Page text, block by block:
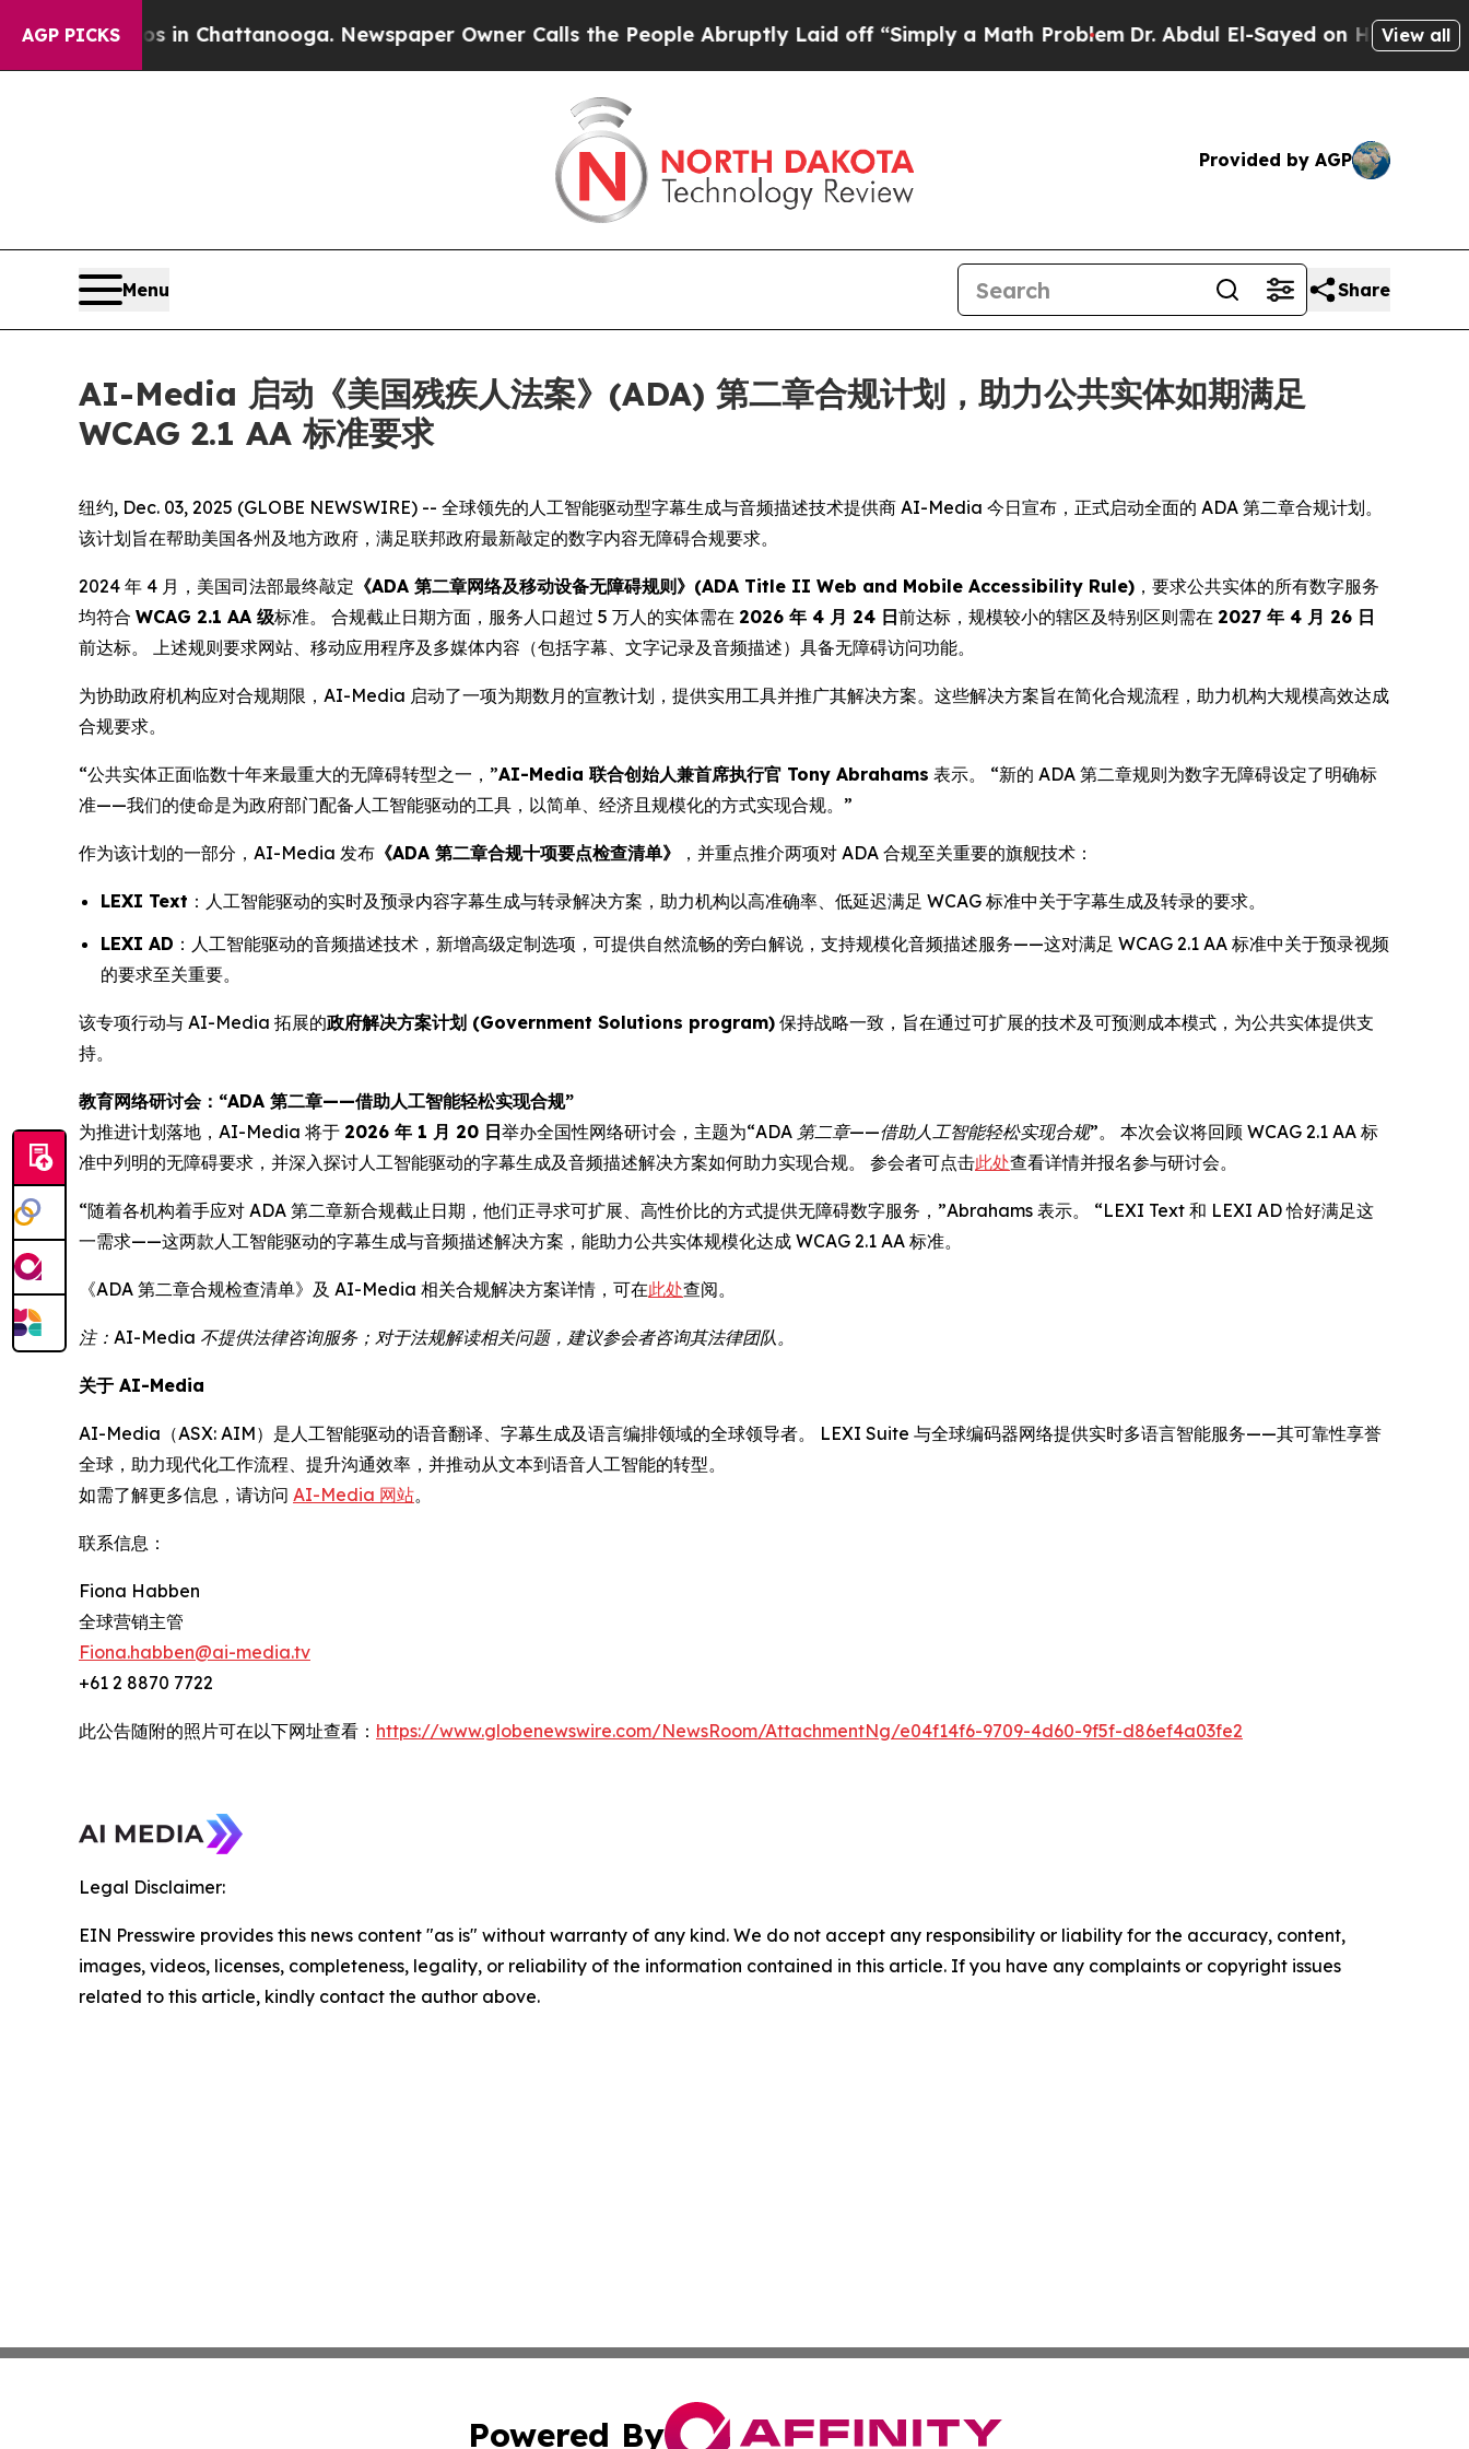
AGP PICKS
Chaos in Chattanooga. Newspaper Owner Calls the People Abruptly Laid off “Simply a Math ProblemDr. Abdul El-Sayed on Historic Michigan
View all
Provided by AGP
Menu Share
AI-Media 启动《美国残疾人法案》(ADA) 第二章合规计划，助力公共实体如期满足
WCAG 2.1 AA 标准要求
纽约, Dec. 03, 2025 (GLOBE NEWSWIRE) -- 全球领先的人工智能驱动型字幕生成与音频描述技术提供商 AI-Media 今日宣布，正式启动全面的 ADA 第二章合规计划。
该计划旨在帮助美国各州及地方政府，满足联邦政府最新敲定的数字内容无障碍合规要求。
2024 年 4 月，美国司法部最终敲定 《ADA 第二章网络及移动设备无障碍规则》(ADA Title II Web and Mobile Accessibility Rule) ，要求公共实体的所有数字服务
均符合 WCAG 2.1 AA 级标准。 合规截止日期方面，服务人口超过 5 万人的实体需在 2026 年 4 月 24 日前达标，规模较小的辖区及特别区则需在 2027 年 4 月 26 日
前达标。 上述规则要求网站、移动应用程序及多媒体内容（包括字幕、文字记录及音频描述）具备无障碍访问功能。
为协助政府机构应对合规期限，AI-Media 启动了一项为期数月的宣教计划，提供实用工具并推广其解决方案。这些解决方案旨在简化合规流程，助力机构大规模高效达成
合规要求。
“公共实体正面临数十年来最重大的无障碍转型之一，”AI-Media 联合创始人兼首席执行官 Tony Abrahams 表示。 “新的 ADA 第二章规则为数字无障碍设定了明确标
准——我们的使命是为政府部门配备人工智能驱动的工具，以简单、经济且规模化的方式实现合规。”
作为该计划的一部分，AI-Media 发布 《ADA 第二章合规十项要点检查清单》 ，并重点推介两项对 ADA 合规至关重要的旗舰技术：
LEXI Text ：人工智能驱动的实时及预录内容字幕生成与转录解决方案，助力机构以高准确率、低延迟满足 WCAG 标准中关于字幕生成及转录的要求。
LEXI AD ：人工智能驱动的音频描述技术，新增高级定制选项，可提供自然流畅的旁白解说，支持规模化音频描述服务——这对满足 WCAG 2.1 AA 标准中关于预录视频
的要求至关重要。
该专项行动与 AI-Media 拓展的政府解决方案计划 (Government Solutions program) 保持战略一致，旨在通过可扩展的技术及可预测成本模式，为公共实体提供支
持。
教育网络研讨会：“ADA 第二章——借助人工智能轻松实现合规”
为推进计划落地，AI-Media 将于 2026 年 1 月 20 日举办全国性网络研讨会，主题为“ADA 第二章——借助人工智能轻松实现合规”。 本次会议将回顾 WCAG 2.1 AA 标
准中列明的无障碍要求，并深入探讨人工智能驱动的字幕生成及音频描述解决方案如何助力实现合规。 参会者可点击此处查看详情并报名参与研讨会。
“随着各机构着手应对 ADA 第二章新合规截止日期，他们正寻求可扩展、高性价比的方式提供无障碍数字服务，”Abrahams 表示。 “LEXI Text 和 LEXI AD 恰好满足这
一需求——这两款人工智能驱动的字幕生成与音频描述解决方案，能助力公共实体规模化达成 WCAG 2.1 AA 标准。
《ADA 第二章合规检查清单》及 AI-Media 相关合规解决方案详情，可在此处查阅。
注：AI-Media 不提供法律咨询服务；对于法规解读相关问题，建议参会者咨询其法律团队。
关于 AI-Media
AI-Media（ASX: AIM）是人工智能驱动的语音翻译、字幕生成及语言编排领域的全球领导者。 LEXI Suite 与全球编码器网络提供实时多语言智能服务——其可靠性享誉
全球，助力现代化工作流程、提升沟通效率，并推动从文本到语音人工智能的转型。
如需了解更多信息，请访问 AI-Media 网站。
联系信息：
Fiona Habben
全球营销主管
Fiona.habben@ai-media.tv
+61 2 8870 7722
此公告随附的照片可在以下网址查看： https://www.globenewswire.com/NewsRoom/AttachmentNg/e04f14f6-9709-4d60-9f5f-d86ef4a03fe2
Legal Disclaimer:
EIN Presswire provides this news content "as is" without warranty of any kind. We do not accept any responsibility or liability for the accuracy, content,
images, videos, licenses, completeness, legality, or reliability of the information contained in this article. If you have any complaints or copyright issues
related to this article, kindly contact the author above.
Powered By